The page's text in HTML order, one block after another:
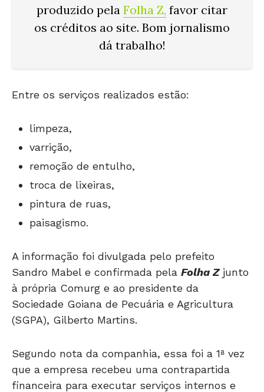
produzido pela Folha Z, favor citar
os créditos ao site. Bom jornalismo
dá trabalho!
Entre os serviços realizados estão:
limpeza,
varrição,
remoção de entulho,
troca de lixeiras,
pintura de ruas,
paisagismo.
A informação foi divulgada pelo prefeito
Sandro Mabel e confirmada pela Folha Zjunto
à própria Comurg e ao presidente da
Sociedade Goiana de Pecuária e Agricultura
(SGPA), Gilberto Martins.
Segundo nota da companhia, essa foi a 1ª vez
que a empresa recebeu uma contrapartida
financeira para executar serviços internos e